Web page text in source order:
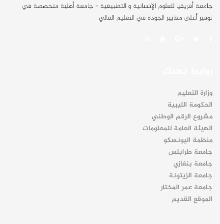
جامعة أفريقيا للعلوم الإنسانية و التطبيقية - جامعة أهلية متخصصة في
توفير أعلى معايير الجودة في التعليم العالي
وزارة التعليم
الحكومة الليبية
مشروع الرقم الوطني
الهيئة العامة للمعلومات
منظمة اليونسكو
جامعة طرابلس
جامعة بنغازي
جامعة الزيتونة
جامعة عمر المختار
الموقع القديم